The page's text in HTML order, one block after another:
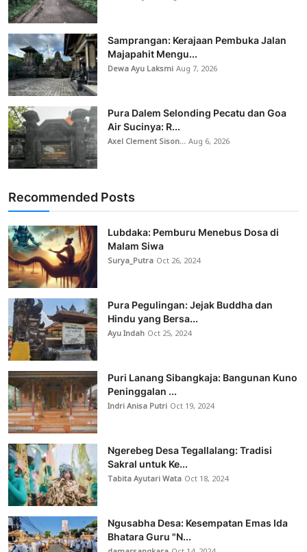
Samprangan: Kerajaan Pembuka Jalan
Majapahit Mengu...
Dewa Ayu LaksmiAug 7, 2026
Pura Dalem Selonding Pecatu dan Goa
Air Sucinya: R...
Axel Clement Sison...Aug 6, 2026
Recommended Posts
Lubdaka: Pemburu Menebus Dosa di
Malam Siwa
Surya_Putra Oct 26, 2024
Pura Pegulingan: Jejak Buddha dan
Hindu yang Bersa...
Ayu Indah Oct 25, 2024
Puri Lanang Sibangkaja: Bangunan Kuno
Peninggalan ...
Indri Anisa Putri Oct 19, 2024
Ngerebeg Desa Tegallalang: Tradisi
Sakral untuk Ke...
Tabita Ayutari Wata Oct 18, 2024
Ngusabha Desa: Kesempatan Emas Ida
Bhatara Guru "N...